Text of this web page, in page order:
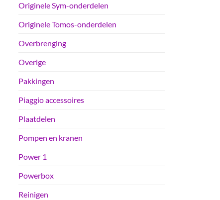
Originele Sym-onderdelen
Originele Tomos-onderdelen
Overbrenging
Overige
Pakkingen
Piaggio accessoires
Plaatdelen
Pompen en kranen
Power 1
Powerbox
Reinigen